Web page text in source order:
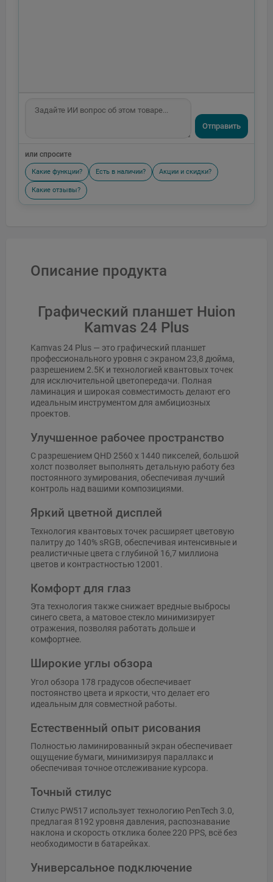
Отправить
или спросите
Какие функции? Есть в наличии? Акции и скидки?
Какие отзывы?
Описание продукта
Графический планшет Huion
Kamvas 24 Plus
Kamvas 24 Plus — это графический планшет
профессионального уровня с экраном 23,8 дюйма,
разрешением 2.5K и технологией квантовых точек
для исключительной цветопередачи. Полная
ламинация и широкая совместимость делают его
идеальным инструментом для амбициозных
проектов.
Улучшенное рабочее пространство
С разрешением QHD 2560 x 1440 пикселей, большой
холст позволяет выполнять детальную работу без
постоянного зумирования, обеспечивая лучший
контроль над вашими композициями.
Яркий цветной дисплей
Технология квантовых точек расширяет цветовую
палитру до 140% sRGB, обеспечивая интенсивные и
реалистичные цвета с глубиной 16,7 миллиона
цветов и контрастностью 12001.
Комфорт для глаз
Эта технология также снижает вредные выбросы
синего света, а матовое стекло минимизирует
отражения, позволяя работать дольше и
комфортнее.
Широкие углы обзора
Угол обзора 178 градусов обеспечивает
постоянство цвета и яркости, что делает его
идеальным для совместной работы.
Естественный опыт рисования
Полностью ламинированный экран обеспечивает
ощущение бумаги, минимизируя параллакс и
обеспечивая точное отслеживание курсора.
Точный стилус
Стилус PW517 использует технологию PenTech 3.0,
предлагая 8192 уровня давления, распознавание
наклона и скорость отклика более 220 PPS, всё без
необходимости в батарейках.
Универсальное подключение